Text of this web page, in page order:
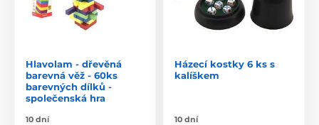
Hlavolam - dřevěná
barevná věž - 60ks
barevných dílků -
společenská hra
10 dní
Házecí kostky 6 ks s
kalíškem
10 dní